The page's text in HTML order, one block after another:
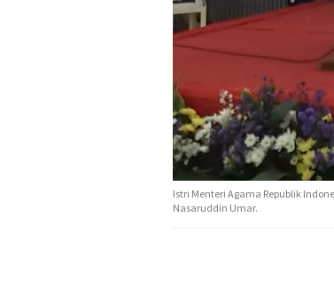
Istri Menteri Agama Republik
Nasaruddin Umar.